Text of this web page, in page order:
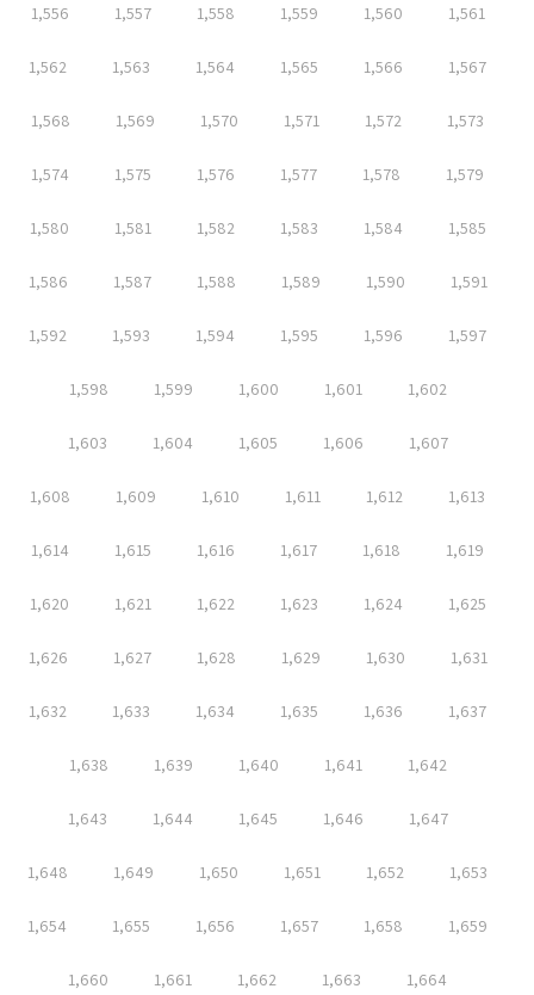
1,556 1,557 1,558 1,559 1,560 1,561
1,562 1,563 1,564 1,565 1,566 1,567
1,568 1,569 1,570 1,571 1,572 1,573
1,574 1,575 1,576 1,577 1,578 1,579
1,580 1,581 1,582 1,583 1,584 1,585
1,586 1,587 1,588 1,589 1,590 1,591
1,592 1,593 1,594 1,595 1,596 1,597
1,598 1,599 1,600 1,601 1,602
1,603 1,604 1,605 1,606 1,607
1,608 1,609 1,610 1,611 1,612 1,613
1,614 1,615 1,616 1,617 1,618 1,619
1,620 1,621 1,622 1,623 1,624 1,625
1,626 1,627 1,628 1,629 1,630 1,631
1,632 1,633 1,634 1,635 1,636 1,637
1,638 1,639 1,640 1,641 1,642
1,643 1,644 1,645 1,646 1,647
1,648 1,649 1,650 1,651 1,652 1,653
1,654 1,655 1,656 1,657 1,658 1,659
1,660 1,661 1,662 1,663 1,664